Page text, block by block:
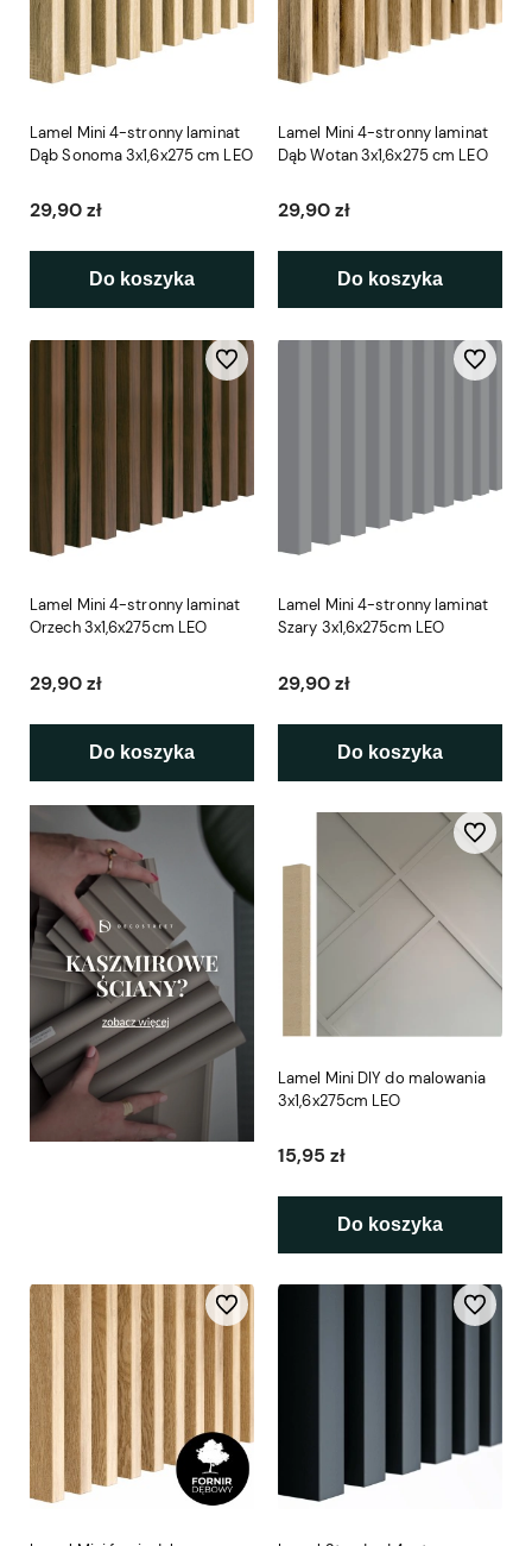
Lamel Mini 4-stronny laminat
Dąb Sonoma 3x1,6x275 cm LEO
29,90 zł
Do koszyka
Lamel Mini 4-stronny laminat
Dąb Wotan 3x1,6x275 cm LEO
29,90 zł
Do koszyka
Lamel Mini 4-stronny laminat
Orzech 3x1,6x275cm LEO
29,90 zł
Do koszyka
Do ulubionych
Lamel Mini 4-stronny laminat
Szary 3x1,6x275cm LEO
29,90 zł
Do koszyka
Do
Lamel Mini DIY do malowania
3x1,6x275cm LEO
15,95 zł
Do koszyka
Do
Do ulubionych Do